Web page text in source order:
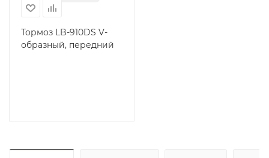
Тормоз LB-910DS V-
образный, передний